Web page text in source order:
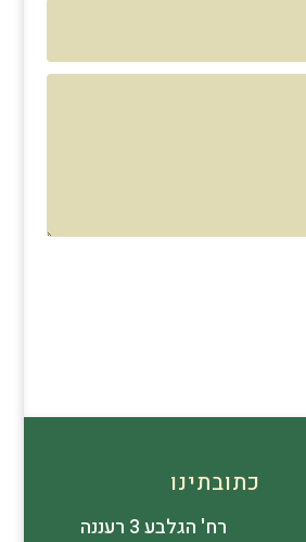
כתובתינו
רח' הגלבע 3 רעננה